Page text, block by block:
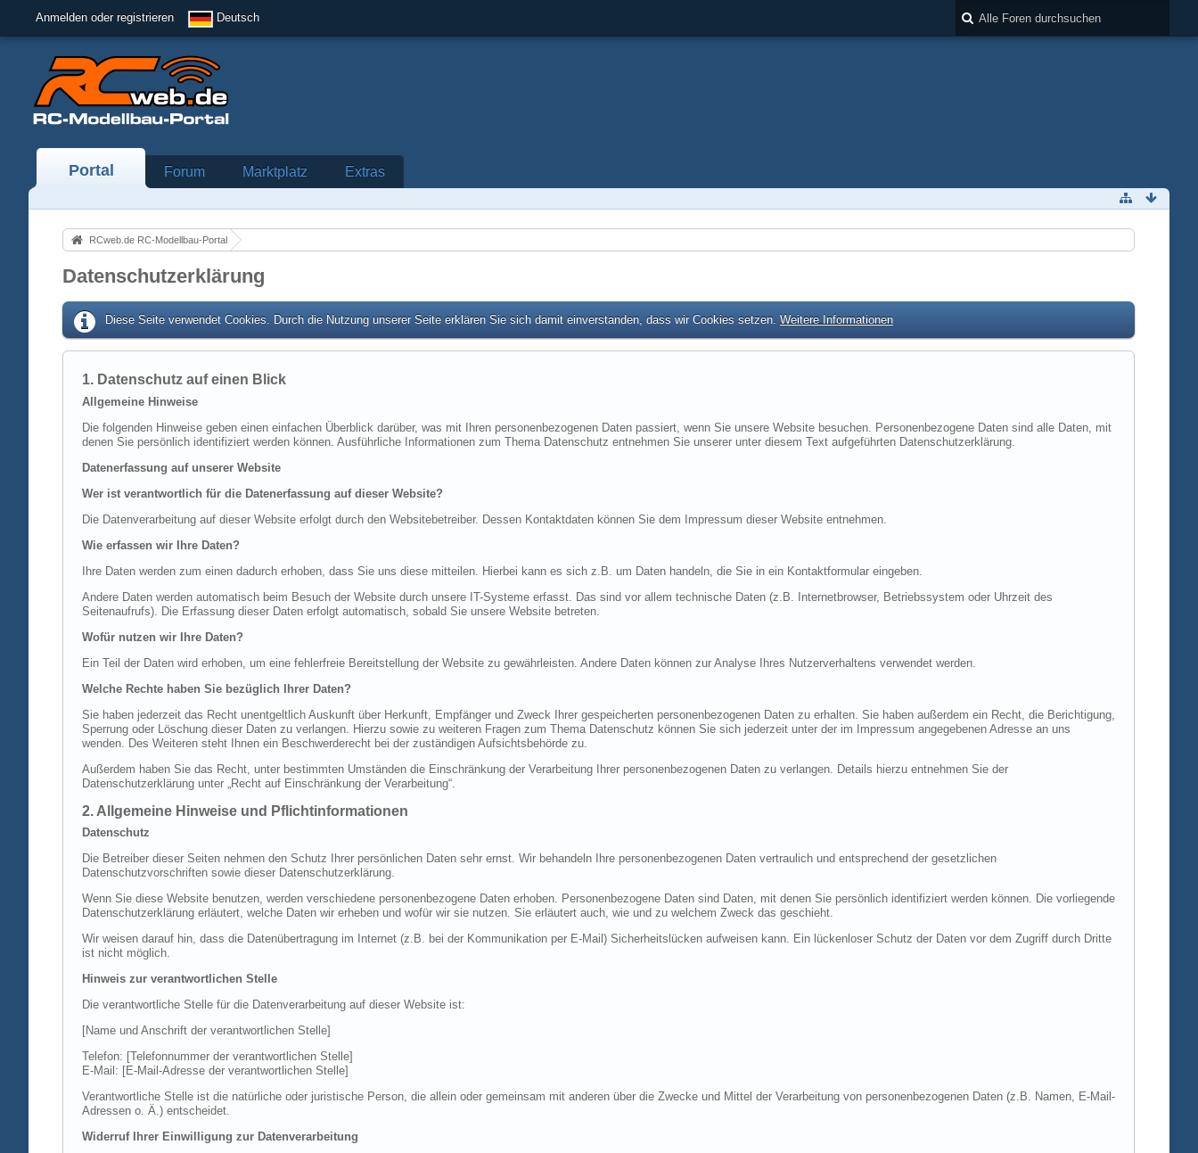
Anmelden oder registrieren Deutsch
Portal Forum Marktplatz Extras
RCweb.de RC-Modellbau-Portal
Datenschutzerklärung
Diese Seite verwendet Cookies. Durch die Nutzung unserer Seite erklären Sie sich damit einverstanden, dass wir Cookies setzen. Weitere Informationen
1. Datenschutz auf einen Blick
Allgemeine Hinweise
Die folgenden Hinweise geben einen einfachen Überblick darüber, was mit Ihren personenbezogenen Daten passiert, wenn Sie unsere Website besuchen. Personenbezogene Daten sind alle Daten, mit
denen Sie persönlich identifiziert werden können. Ausführliche Informationen zum Thema Datenschutz entnehmen Sie unserer unter diesem Text aufgeführten Datenschutzerklärung.
Datenerfassung auf unserer Website
Wer ist verantwortlich für die Datenerfassung auf dieser Website?
Die Datenverarbeitung auf dieser Website erfolgt durch den Websitebetreiber. Dessen Kontaktdaten können Sie dem Impressum dieser Website entnehmen.
Wie erfassen wir Ihre Daten?
Ihre Daten werden zum einen dadurch erhoben, dass Sie uns diese mitteilen. Hierbei kann es sich z.B. um Daten handeln, die Sie in ein Kontaktformular eingeben.
Andere Daten werden automatisch beim Besuch der Website durch unsere IT-Systeme erfasst. Das sind vor allem technische Daten (z.B. Internetbrowser, Betriebssystem oder Uhrzeit des
Seitenaufrufs). Die Erfassung dieser Daten erfolgt automatisch, sobald Sie unsere Website betreten.
Wofür nutzen wir Ihre Daten?
Ein Teil der Daten wird erhoben, um eine fehlerfreie Bereitstellung der Website zu gewährleisten. Andere Daten können zur Analyse Ihres Nutzerverhaltens verwendet werden.
Welche Rechte haben Sie bezüglich Ihrer Daten?
Sie haben jederzeit das Recht unentgeltlich Auskunft über Herkunft, Empfänger und Zweck Ihrer gespeicherten personenbezogenen Daten zu erhalten. Sie haben außerdem ein Recht, die Berichtigung,
Sperrung oder Löschung dieser Daten zu verlangen. Hierzu sowie zu weiteren Fragen zum Thema Datenschutz können Sie sich jederzeit unter der im Impressum angegebenen Adresse an uns
wenden. Des Weiteren steht Ihnen ein Beschwerderecht bei der zuständigen Aufsichtsbehörde zu.
Außerdem haben Sie das Recht, unter bestimmten Umständen die Einschränkung der Verarbeitung Ihrer personenbezogenen Daten zu verlangen. Details hierzu entnehmen Sie der
Datenschutzerklärung unter „Recht auf Einschränkung der Verarbeitung“.
2. Allgemeine Hinweise und Pflichtinformationen
Datenschutz
Die Betreiber dieser Seiten nehmen den Schutz Ihrer persönlichen Daten sehr ernst. Wir behandeln Ihre personenbezogenen Daten vertraulich und entsprechend der gesetzlichen
Datenschutzvorschriften sowie dieser Datenschutzerklärung.
Wenn Sie diese Website benutzen, werden verschiedene personenbezogene Daten erhoben. Personenbezogene Daten sind Daten, mit denen Sie persönlich identifiziert werden können. Die vorliegende
Datenschutzerklärung erläutert, welche Daten wir erheben und wofür wir sie nutzen. Sie erläutert auch, wie und zu welchem Zweck das geschieht.
Wir weisen darauf hin, dass die Datenübertragung im Internet (z.B. bei der Kommunikation per E-Mail) Sicherheitslücken aufweisen kann. Ein lückenloser Schutz der Daten vor dem Zugriff durch Dritte
ist nicht möglich.
Hinweis zur verantwortlichen Stelle
Die verantwortliche Stelle für die Datenverarbeitung auf dieser Website ist:
[Name und Anschrift der verantwortlichen Stelle]
Telefon: [Telefonnummer der verantwortlichen Stelle]
E-Mail: [E-Mail-Adresse der verantwortlichen Stelle]
Verantwortliche Stelle ist die natürliche oder juristische Person, die allein oder gemeinsam mit anderen über die Zwecke und Mittel der Verarbeitung von personenbezogenen Daten (z.B. Namen, E-Mail-
Adressen o. Ä.) entscheidet.
Widerruf Ihrer Einwilligung zur Datenverarbeitung